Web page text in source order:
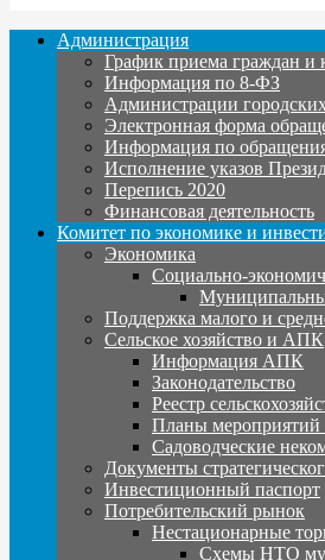
Администрация
График приема граждан и
Информация по 8-ФЗ
Администрации
Электронная форма
Информация по
Исполнение указов
Перепись 2020
Финансовая деятельность
Комитет по экономике и
Экономика
Социально-
Поддержка малого и
Сельское хозяйство и АПК
Информация АПК
Законодательство
Реестр
Планы
Садоводческие
Документы
Инвестиционный паспорт
Потребительский рынок
Нестационарные
Схемы НТО